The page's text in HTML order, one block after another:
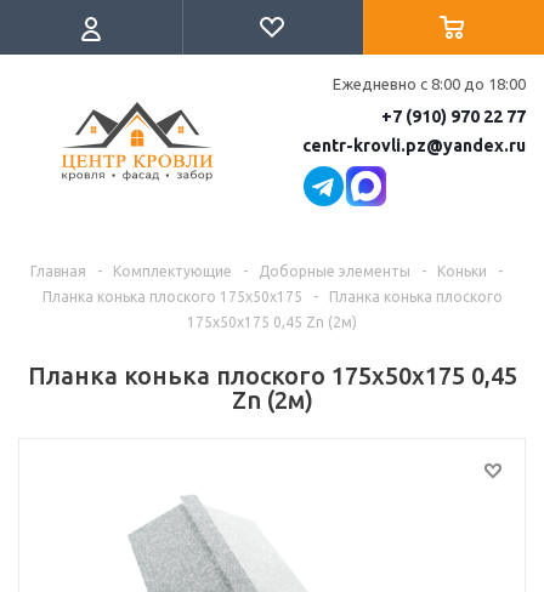
Ежедневно с 8:00 до 18:00
+7 (910) 970 22 77
centr-krovli.pz@yandex.ru
Главная - Комплектующие - Доборные элементы - Коньки
-
Планка конька плоского 175х50х175
-
Планка конька плоского
175х50х175 0,45 Zn (2м)
Планка конька плоского 175х50х175 0,45
Zn (2м)